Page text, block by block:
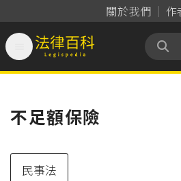
關於我們 作
法律百科 Legispedia
不足額保險
民事法